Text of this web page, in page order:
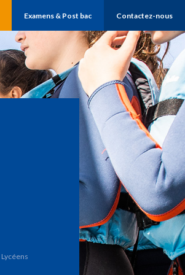
Examens & Post bac Contactez-nous
Lycéens